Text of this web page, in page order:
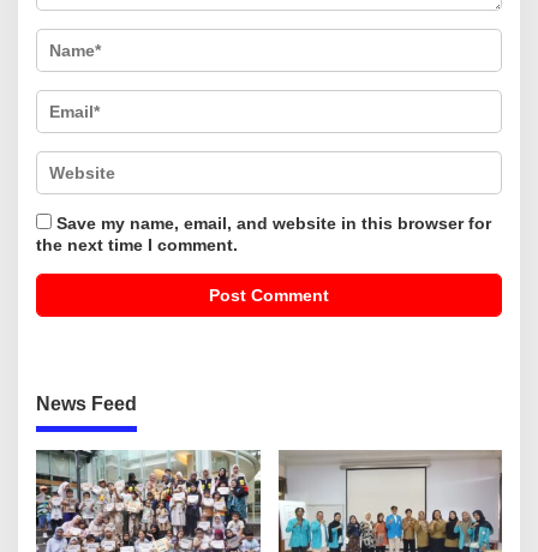
Save my name, email, and website in this browser for
the next time I comment.
News Feed